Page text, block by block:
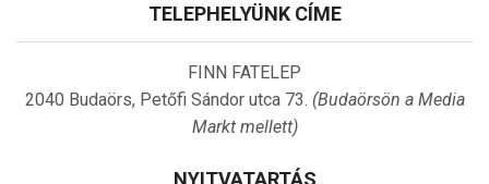
TELEPHELYÜNK CÍME
FINN FATELEP
2040 Budaörs, Petőfi Sándor utca 73. (Budaörsön a Media
Markt mellett)
NYITVATARTÁS